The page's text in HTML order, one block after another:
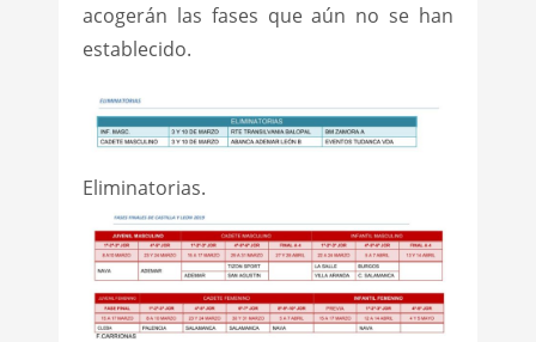
acogerán las fases que aún no se han
establecido.
Eliminatorias.